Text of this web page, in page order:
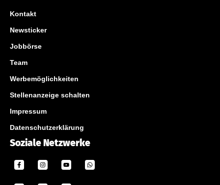
Kontakt
Newsticker
Jobbörse
Team
Werbemöglichkeiten
Stellenanzeige schalten
Impressum
Datenschutzerklärung
Soziale Netzwerke